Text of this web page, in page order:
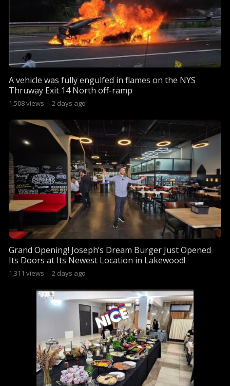
A vehicle was fully engulfed in flames on the NYS
Thruway Exit 14 North off-ramp
1,508views · 2 days ago
Grand Opening! Joseph’s Dream Burger Just Opened
Its Doors at Its Newest Location in Lakewood!
1,311 views · 2 days ago